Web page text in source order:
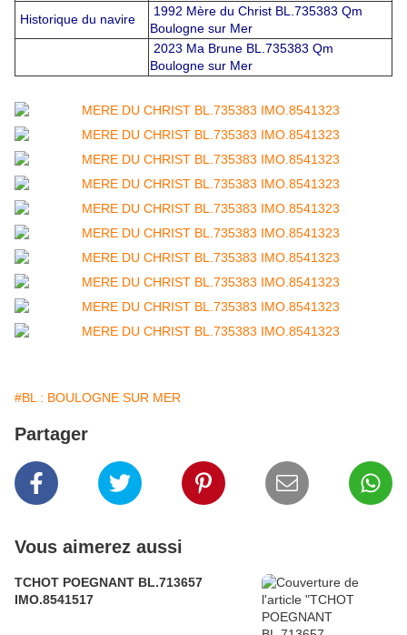
Historique du navire
1992 Mère du Christ BL.735383 Qm
Boulogne sur Mer
2023 Ma Brune BL.735383 Qm
Boulogne sur Mer
#BL : BOULOGNE SUR MER
Partager
Vous aimerez aussi
TCHOT POEGNANT BL.713657
IMO.8541517